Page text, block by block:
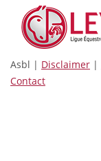
Asbl | Disclaimer |
Contact